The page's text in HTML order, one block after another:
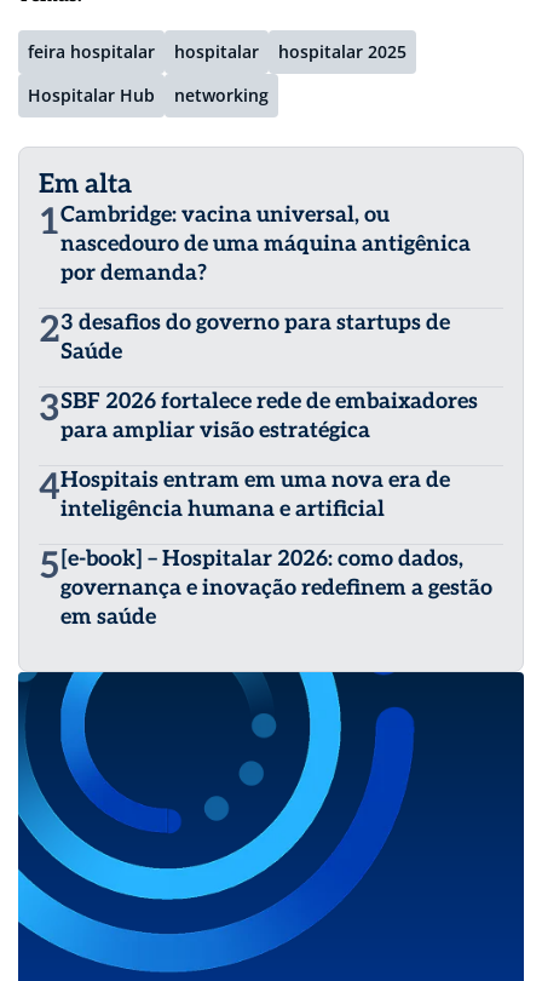
feira hospitalar hospitalar
hospitalar 2025
Hospitalar Hub
networking
Em alta
1Cambridge: vacina universal, ou
nascedouro de uma máquina antigênica
por demanda?
23 desafios do governo para startups de
Saúde
3SBF 2026 fortalece rede de embaixadores
para ampliar visão estratégica
4Hospitais entram em uma nova era de
inteligência humana e artificial
5 [e-book] – Hospitalar 2026: como dados,
governança e inovação redefinem a gestão
em saúde